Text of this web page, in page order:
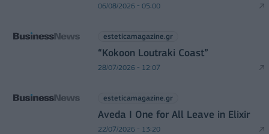
06/08/2026 - 05:00
esteticamagazine.gr
“Kokoon Loutraki Coast”
28/07/2026 - 12:07
esteticamagazine.gr
Aveda I One for All Leave in Elixir
22/07/2026 - 13:20